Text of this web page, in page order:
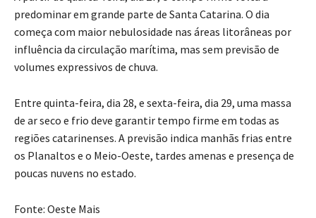
volumes expressivos de chuva.
Entre quinta-feira, dia 28, e sexta-feira, dia 29, uma massa
de ar seco e frio deve garantir tempo firme em todas as
os Planaltos e o Meio-Oeste, tardes amenas e presença de
poucas nuvens no estado.
Fonte: Oeste Mais